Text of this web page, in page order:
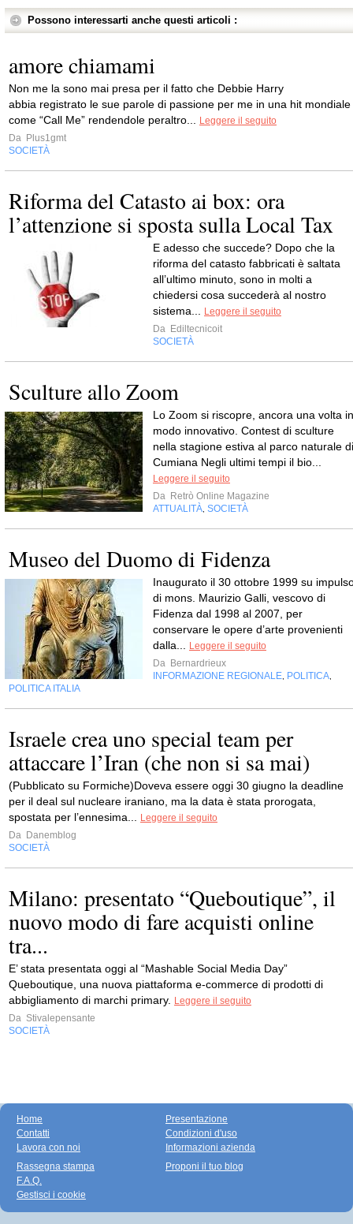
Possono interessarti anche questi articoli :
amore chiamami
Non me la sono mai presa per il fatto che Debbie Harry
abbia registrato le sue parole di passione per me in una hit mondiale
come “Call Me” rendendole peraltro...
Leggere il seguito
Da Plus1gmt
SOCIETÀ
Riforma del Catasto ai box: ora
l’attenzione si sposta sulla Local Tax
E adesso che succede? Dopo che la
riforma del catasto fabbricati è saltata
all’ultimo minuto, sono in molti a
chiedersi cosa succederà al nostro
sistema...
Leggere il seguito
Da Ediltecnicoit
SOCIETÀ
Sculture allo Zoom
Lo Zoom si riscopre, ancora una volta in
modo innovativo. Contest di sculture
nella stagione estiva al parco naturale di
Cumiana Negli ultimi tempi il bio...
Leggere il seguito
Da Retrò Online Magazine
ATTUALITÀ SOCIETÀ
Museo del Duomo di Fidenza
Inaugurato il 30 ottobre 1999 su
di mons. Maurizio Galli, vescovo di
Fidenza dal 1998 al 2007, per
conservare le opere d’arte provenienti
dalla...
Leggere il seguito
Da Bernardrieux
INFORMAZIONE REGIONALE POLITICA
POLITICA ITALIA
Israele crea uno special team per
attaccare l’Iran (che non si sa mai)
(Pubblicato su Formiche)Doveva essere oggi 30 giugno la deadline
per il deal sul nucleare iraniano, ma la data è stata prorogata,
spostata per l’ennesima...
Leggere il seguito
Da Danemblog
SOCIETÀ
Milano: presentato “Queboutique”, il
nuovo modo di fare acquisti online
tra...
E’ stata presentata oggi al “Mashable Social Media Day”
Queboutique, una nuova piattaforma e-commerce di prodotti di
abbigliamento di marchi primary.
Leggere il seguito
Da Stivalepensante
SOCIETÀ
Home
Contatti
Lavora con noi
Presentazione
Condizioni d'uso
Informazioni azienda
Rassegna stampa
F.A.Q.
Gestisci i cookie
Proponi il tuo blog